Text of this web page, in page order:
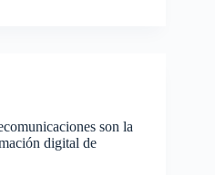
son la
digital de